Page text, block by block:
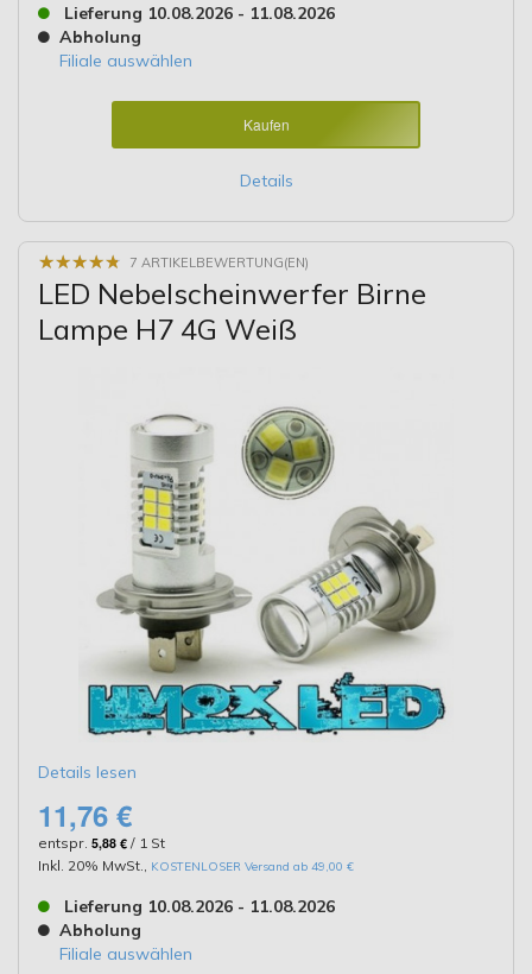
Lieferung 10.08.2026 - 11.08.2026
Abholung
Filiale auswählen
Kaufen
Details
★★★★★
★★★★★ 7 ARTIKELBEWERTUNG(EN)
LED Nebelscheinwerfer Birne
Lampe H7 4G Weiß
Details lesen
11,76 €
entspr. 5,88 € / 1 St
Inkl. 20% MwSt.
KOSTENLOSER Versand ab 49,00 €
Lieferung 10.08.2026 - 11.08.2026
Abholung
Filiale auswählen